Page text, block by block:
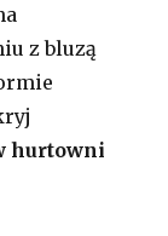
z bluzą
hurtowni